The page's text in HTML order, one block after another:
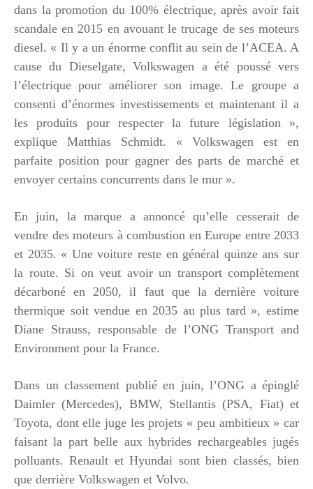
dans la promotion du 100% électrique, après avoir fait
scandale en 2015 en avouant le trucage de ses moteurs
diesel. « Il y a un énorme conflit au sein de l’ACEA. A
cause du Dieselgate, Volkswagen a été poussé vers
l’électrique pour améliorer son image. Le groupe a
consenti d’énormes investissements et maintenant il a
les produits pour respecter la future législation »,
explique Matthias Schmidt. « Volkswagen est en
parfaite position pour gagner des parts de marché et
envoyer certains concurrents dans le mur ».
En juin, la marque a annoncé qu’elle cesserait de
vendre des moteurs à combustion en Europe entre 2033
et 2035. « Une voiture reste en général quinze ans sur
la route. Si on veut avoir un transport complètement
décarboné en 2050, il faut que la dernière voiture
thermique soit vendue en 2035 au plus tard », estime
Diane Strauss, responsable de l’ONG Transport and
Environment pour la France.
Dans un classement publié en juin, l’ONG a épinglé
Daimler (Mercedes), BMW, Stellantis (PSA, Fiat) et
Toyota, dont elle juge les projets « peu ambitieux » car
faisant la part belle aux hybrides rechargeables jugés
polluants. Renault et Hyundai sont bien classés, bien
que derrière Volkswagen et Volvo.